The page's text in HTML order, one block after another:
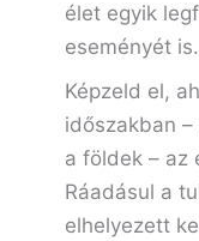
élet egyik
eseményét is.
Képzeld el,
időszakban
a földek – az
Ráadásul a
elhelyezett